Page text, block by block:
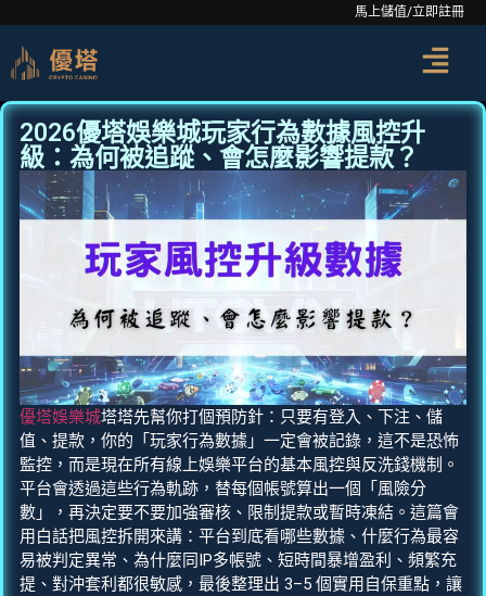
馬上儲值/立即註冊
2026優塔娛樂城玩家行為數據風控升
級：為何被追蹤、會怎麼影響提款？
優塔娛樂城塔塔先幫你打個預防針：只要有登入、下注、儲
值、提款，你的「玩家行為數據」一定會被記錄，這不是恐怖
監控，而是現在所有線上娛樂平台的基本風控與反洗錢機制。
平台會透過這些行為軌跡，替每個帳號算出一個「風險分
數」，再決定要不要加強審核、限制提款或暫時凍結。這篇會
用白話把風控拆開來講：平台到底看哪些數據、什麼行為最容
易被判定異常、為什麼同IP多帳號、短時間暴增盈利、頻繁充
提、對沖套利都很敏感，最後整理出 3–5 個實用自保重點，讓